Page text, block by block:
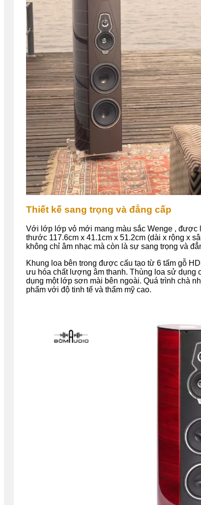
Thiết kế sang trọng và đẳng cấp
Với lớp lớp vỏ mới mang màu sắc Wenge ,
thước 117.6cm x 41.1cm x 51.2cm (dài x rộng x
không chỉ âm nhạc mà còn là sự sang trọng và
Khung loa bên trong được cấu tạo từ 6 tấm gỗ
ưu hóa chất lượng âm thanh. Thùng loa sử
dụng một lớp sơn mài bên ngoài. Quá trình chà
phẩm với độ tinh tế và thẩm mỹ cao.